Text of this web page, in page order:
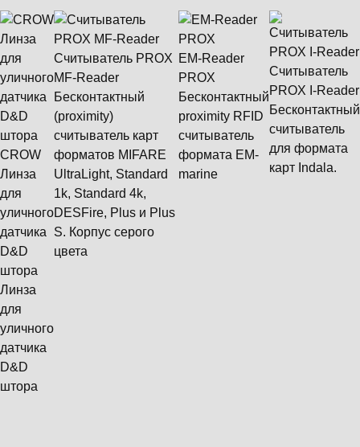
CROW
Линза
для
уличного
датчика
D&D
штора
Линза
для
уличного
датчика
D&D
штора
Считыватель PROX
MF-Reader
Бесконтактный
(proximity)
считыватель карт
форматов MIFARE
UltraLight, Standard
1k, Standard 4k,
DESFire, Plus и Plus
S. Корпус серого
цвета
EM-Reader
PROX
Бесконтактный
proximity RFID
считыватель
формата ЕМ-
marine
Считыватель
PROX I-Reader
Бесконтактный
считыватель
для формата
карт Indala.